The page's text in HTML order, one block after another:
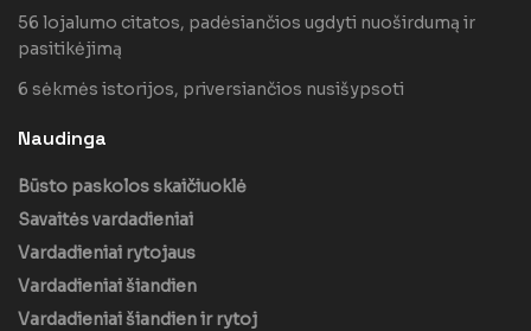
56 lojalumo citatos, padėsiančios ugdyti nuoširdumą ir
pasitikėjimą
6 sėkmės istorijos, priversiančios nusišypsoti
Naudinga
Būsto paskolos skaičiuoklė
Savaitės vardadieniai
Vardadieniai rytojaus
Vardadieniai šiandien
Vardadieniai šiandien ir rytoj